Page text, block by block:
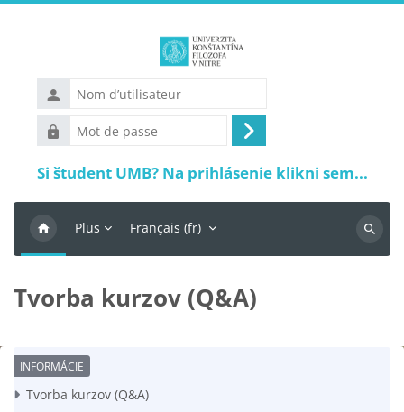
Nom
d’utilisateur
Mot
de
passe
Connexion
Si študent UMB? Na prihlásenie klikni sem...
Plus Français ‎(fr)‎
Tvorba kurzov (Q&A)
Conditions d’achèvement
Tvorba kurzov (Q&A)